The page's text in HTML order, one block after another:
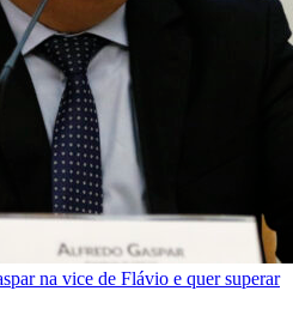
na vice de Flávio e quer superar